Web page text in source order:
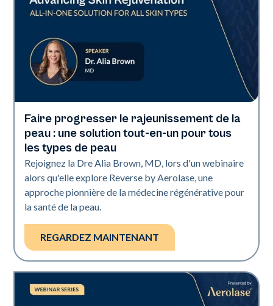
Neo + Era
Faire progresser le rajeunissement de la
peau : une solution tout-en-un pour tous
les types de peau
Rejoignez la Dre Alia Brown, MD, lors d'un webinaire
alors qu'elle explore Reverse by Aerolase, une
approche pionnière de la médecine régénérative pour
la santé de la peau.
REGARDEZ MAINTENANT